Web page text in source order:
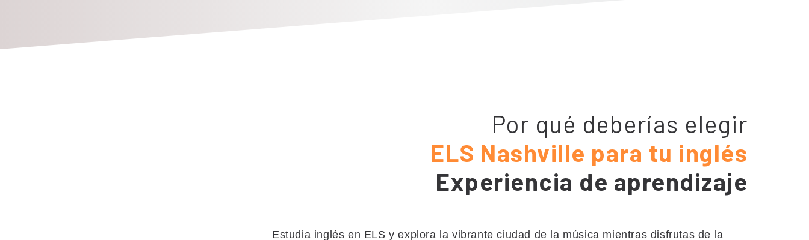
Por qué deberías elegir
ELS Nashville para tu inglés
Experiencia de aprendizaje
Estudia inglés en ELS y explora la vibrante ciudad de la música mientras disfrutas de la